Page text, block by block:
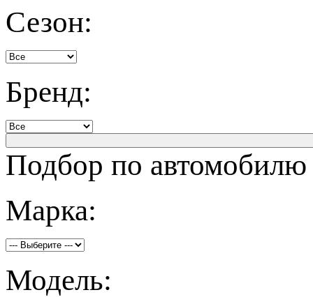
Сезон:
Бренд:
Подбор по автомобилю
Марка:
Модель: